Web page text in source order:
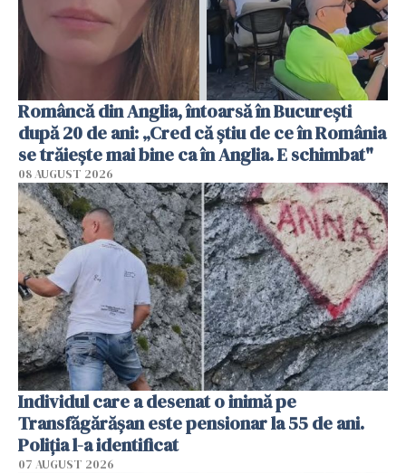
Româncă din Anglia, întoarsă în București
după 20 de ani: „Cred că știu de ce în România
se trăiește mai bine ca în Anglia. E schimbat"
08 AUGUST 2026
Individul care a desenat o inimă pe
Transfăgărășan este pensionar la 55 de ani.
Poliția l-a identificat
07 AUGUST 2026